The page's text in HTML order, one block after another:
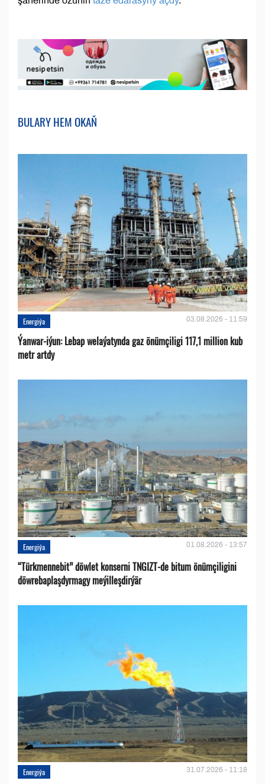
BULARY HEM OKAŇ
Energiýa 03.08.2026 - 11:59
Ýanwar-iýun: Lebap welaýatynda gaz önümçiligi 117,1 million kub
metr artdy
Energiýa 01.08.2026 - 13:57
“Türkmennebit” döwlet konserni TNGIZT-de bitum önümçiligini
döwrebaplaşdyrmagy meýilleşdirýär
Energiýa 31.07.2026 - 11:18